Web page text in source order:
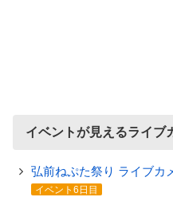
イベントが見えるライブ
弘前ねぷた祭り ライブカ
イベント6日目